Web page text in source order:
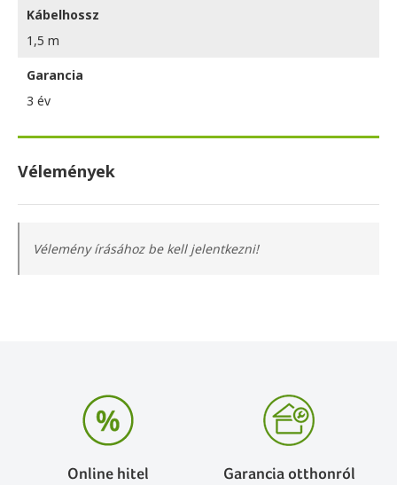
Kábelhossz
1,5 m
Garancia
3 év
Vélemények
Vélemény írásához be kell jelentkezni!
Online hitel Garancia otthonról